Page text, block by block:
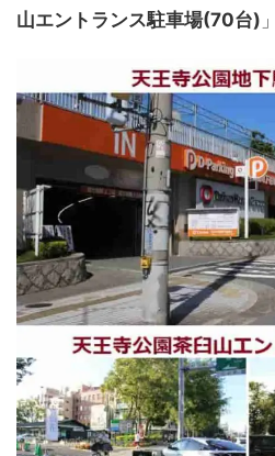
山エントランス駐車場(70台)